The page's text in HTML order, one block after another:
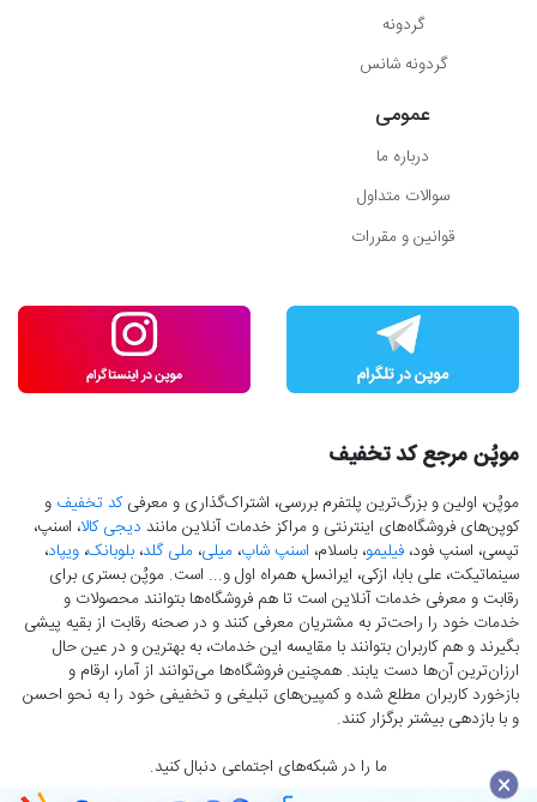
گردونه
گردونه شانس
عمومی
درباره ما
سوالات متداول
قوانین و مقررات
موپُن مرجع کد تخفیف
موپُن، اولین و بزرگ‌ترین پلتفرم بررسی، اشتراک‌گذاری و معرفیکد تخفیف و
کوپن‌های فروشگاه‌های اینترنتی و مراکز خدمات آنلاین مانند دیجی کالا، اسنپ،
تپسی، اسنپ فود، فیلیمو، باسلام، اسنپ شاپ، میلی، ملی گلد، بلوبانک، ویپاد،
سینماتیکت، علی بابا، ازکی، ایرانسل، همراه اول و... است. موپُن بستری برای
رقابت و معرفی خدمات آنلاین است تا هم فروشگاه‌ها بتوانند محصولات و
خدمات خود را راحت‌تر به مشتریان معرفی کنند و در صحنه رقابت از بقیه پیشی
بگیرند و هم کاربران بتوانند با مقایسه این خدمات، به بهترین و در عین حال
ارزان‌ترین آن‌ها دست‌ یابند. همچنین فروشگاه‌ها می‌توانند از آمار، ارقام و
بازخورد کاربران مطلع شده و کمپین‌های تبلیغی و تخفیفی خود را به نحو احسن
و با بازدهی بیشتر برگزار کنند.
ما را در شبکه‌های اجتماعی دنبال کنید.
×